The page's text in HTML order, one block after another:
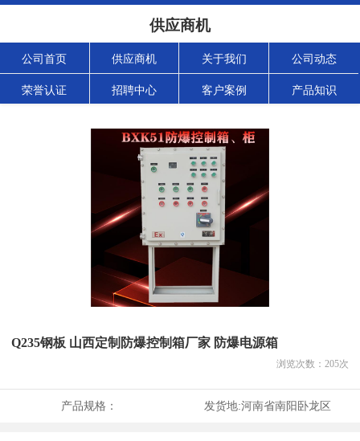
供应商机
公司首页 供应商机 关于我们 公司动态
荣誉认证 招聘中心 客户案例 产品知识
Q235钢板 山西定制防爆控制箱厂家 防爆电源箱
浏览次数： 205次
产品规格： 发货地:河南省南阳卧龙区